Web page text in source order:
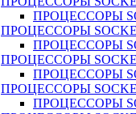
ПРОЦЕССОРЫ
ПРОЦЕССОРЫ
ПРОЦЕССОРЫ
ПРОЦЕССОРЫ
ПРОЦЕССОРЫ
ПРОЦЕССОРЫ
ПРОЦЕССОРЫ